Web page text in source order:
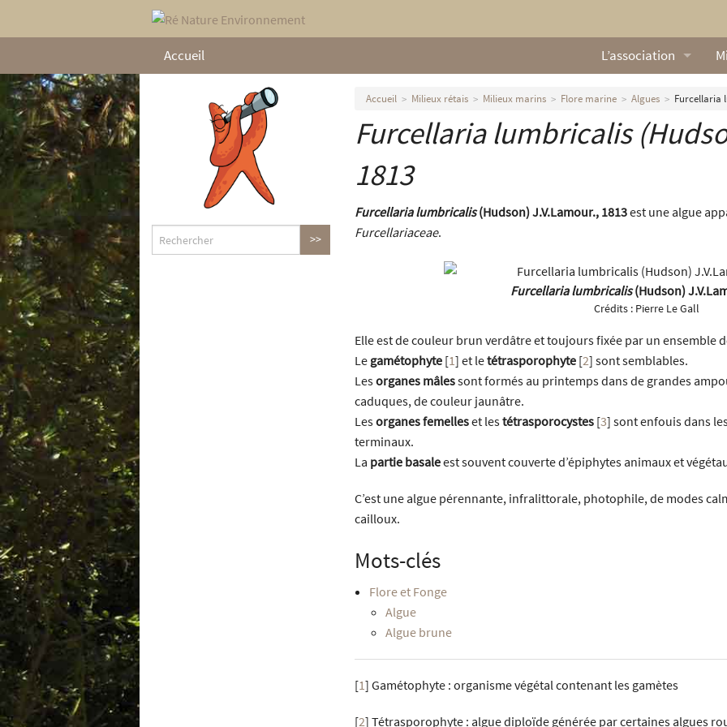
Accueil L’association
Qui sommes nous ?
Nos missions
Nous contacter
Actualités
Accueil Milieux rétais Milieux marins Flore marine Algues Furcellaria
Furcellaria lumbricalis
1813
Furcellaria lumbricalis(Hudson) J.V.Lamour., 1813est une algue
Furcellariaceae.
Furcellaria lumbricalis(Hudson)
Crédits : Pierre Le Gall
Elle est de couleur brun verdâtre et toujours fixée par un ensemble
Le gamétophyte [1] et letétrasporophyte [2] sont semblables.
Lesorganes mâlessont formés au printemps dans de grandes
caduques, de couleur jaunâtre.
Lesorganes femelleset lestétrasporocystes [3] sont enfouis dans
terminaux.
La partie basaleest souvent couverte d’épiphytes animaux et
C’est une algue pérennante, infralittorale, photophile, de modes
cailloux.
Mots-clés
Flore et Fonge
Algue
Algue brune
[1] Gamétophyte : organisme végétal contenant les gamètes
[2] Tétrasporophyte : algue diploïde générée par certaines algues